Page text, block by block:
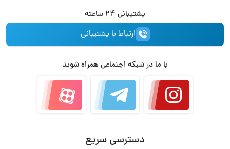
دسترسی سریع
با ما در شبکه اجتماعی همراه شوید
پشتیبانی 24 ساعته
ارتباط با پشتیبانی